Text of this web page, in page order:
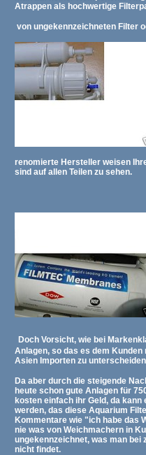
Atrappen als hochwertige
von ungekennzeichneten Filter
renomierte Hersteller weisen
sind auf allen Teilen zu sehen.
Doch Vorsicht, wie bei
Anlagen, so das es dem
Asien Importen zu
Da aber durch die steigende
heute schon gute Anlagen für
kosten einfach ihr Geld, da
werden, das diese Aquarium
Kommentare wie "ich habe das
nie was von Weichmachern in
ungekennzeichnet, was man
nicht findet.